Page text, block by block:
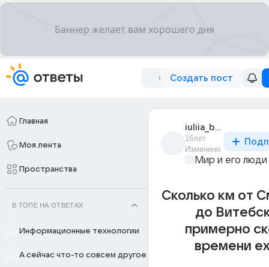
Создать пост
Главная
Моя лента
Пространства
В ТОПЕ НА ОТВЕТАХ
Информационные технологии
А сейчас что-то совсем другое
iuliia_bardonova_1
16лет
Изменено
Мир и его люди
Сколько км от
до
примерно
времени